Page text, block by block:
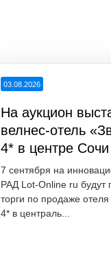
03.08.2026
На аукцион
велнес-отель
4* в центре Сочи
7 сентября на
РАД Lot-Online ru будут
торги по продаже
4* в централь...